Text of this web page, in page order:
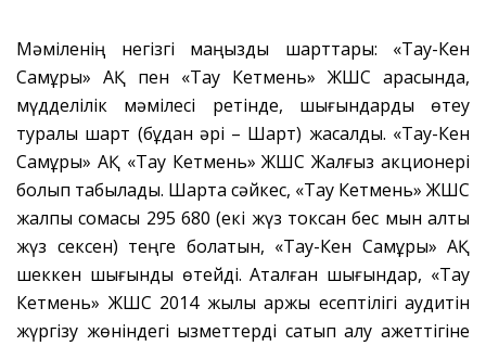
Мәміленің негізгі маңызды шарттары: «Тау-Кен
Самұрық» АҚ пен «Taу Кетмень» ЖШС арасында,
мүдделілік мәмілесі ретінде, шығындарды өтеу
туралы шарт (бұдан әрі – Шарт) жасалды. «Тау-Кен
Самұрық» АҚ «Taу Кетмень» ЖШС Жалғыз акционері
болып табылады. Шартқа сәйкес, «Taу Кетмень» ЖШС
жалпы сомасы 295 680 (екі жүз токсан бес мын алты
жүз сексен) теңге болатын, «Тау-Кен Самұрық» АҚ
шеккен шығынды өтейді. Аталған шығындар, «Taу
Кетмень» ЖШС 2014 жылы қаржы есептілігі аудитін
жүргізу жөніндегі қызметтерді сатып алу қажеттігіне